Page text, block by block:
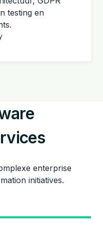
testing en
enterprise
initiatives.